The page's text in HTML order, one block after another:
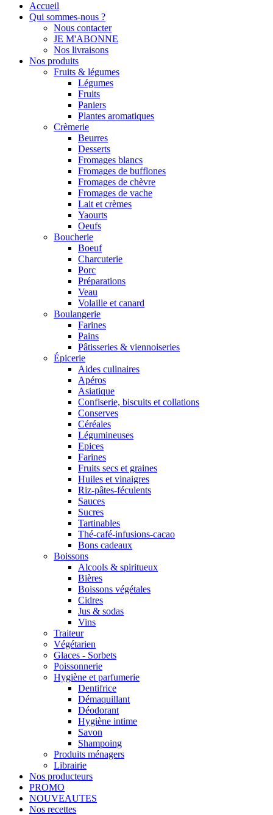
Accueil
Qui sommes-nous ?
Nous contacter
JE M'ABONNE
Nos livraisons
Nos produits
Fruits & légumes
Légumes
Fruits
Paniers
Plantes aromatiques
Crèmerie
Beurres
Desserts
Fromages blancs
Fromages de bufflones
Fromages de chèvre
Fromages de vache
Lait et crèmes
Yaourts
Oeufs
Boucherie
Boeuf
Charcuterie
Porc
Préparations
Veau
Volaille et canard
Boulangerie
Farines
Pains
Pâtisseries & viennoiseries
Épicerie
Aides culinaires
Apéros
Asiatique
Confiserie, biscuits et collations
Conserves
Céréales
Légumineuses
Epices
Farines
Fruits secs et graines
Huiles et vinaigres
Riz-pâtes-féculents
Sauces
Sucres
Tartinables
Thé-café-infusions-cacao
Bons cadeaux
Boissons
Alcools & spiritueux
Bières
Boissons végétales
Cidres
Jus & sodas
Vins
Traiteur
Végétarien
Glaces - Sorbets
Poissonnerie
Hygiène et parfumerie
Dentifrice
Démaquillant
Déodorant
Hygiène intime
Savon
Shampoing
Produits ménagers
Librairie
Nos producteurs
PROMO
NOUVEAUTES
Nos recettes